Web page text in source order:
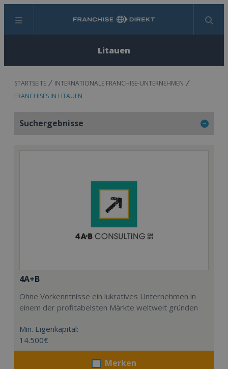
Menü Suchen
Litauen
STARTSEITE
INTERNATIONALE FRANCHISE-UNTERNEHMEN
FRANCHISES IN LITAUEN
Suchergebnisse
4A+B
Ohne Vorkenntnisse ein lukratives Unternehmen in
einem der profitabelsten Märkte weltweit gründen
Min. Eigenkapital:
14.500€
Merken